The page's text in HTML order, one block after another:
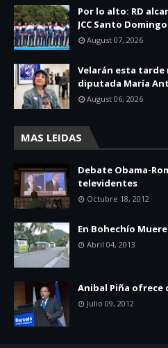
Por lo alto: RD
JCC Santo Domingo
August 07, 2026
Velarán esta
diputada María
August 06, 2026
MAS LEIDAS
Debate Obama-
televidentes
Octubre 18, 2012
En Bohechío
Abril 04, 2013
Anibal Piña ofrece
Julio 09, 2012